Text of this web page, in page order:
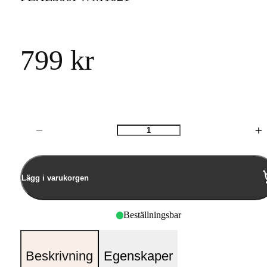
799 kr
Antal
Lägg i varukorgen
Beställningsbar
Beskrivning Egenskaper